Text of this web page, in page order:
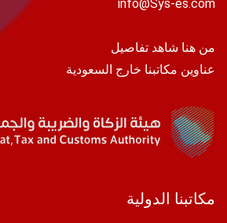
info@Sys-es.com
من هنا شاهد تفاصيل
عناوين مكاتبنا خارج السعودية
مكاتبنا الدولية